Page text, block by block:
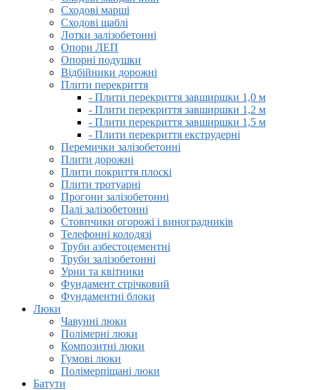
Сходові марші
Сходові щаблі
Лотки залізобетонні
Опори ЛЕП
Опорні подушки
Відбійники дорожні
Плити перекриття
- Плити перекриття завширшки 1,0 м
- Плити перекриття завширшки 1,2 м
- Плити перекриття завширшки 1,5 м
- Плити перекриття екструдерні
Перемички залізобетонні
Плити дорожні
Плити покриття плоскі
Плити тротуарні
Прогони залізобетонні
Палі залізобетонні
Стовпчики огорожі і виноградників
Телефонні колодязі
Труби азбестоцементні
Труби залізобетонні
Урни та квітники
Фундамент стрічковий
Фундаментні блоки
Люки
Чавунні люки
Полімерні люки
Композитні люки
Гумові люки
Полімерпіщані люки
Батути